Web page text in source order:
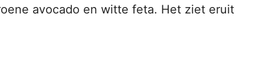
avocado en witte feta. Het ziet eruit